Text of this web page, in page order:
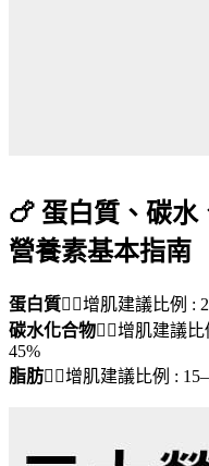
🍗 蛋白質、碳水
營養素基本指南
蛋白質👉🏻增肌建議比例 :
碳水化合物👉🏻增肌建議比
45%
脂肪👉🏻增肌建議比例 :